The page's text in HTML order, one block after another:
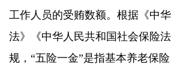
工作人员的受贿数额。根据《中
法》《中华人民共和国社会保险
规，“五险一金”是指基本养老保险